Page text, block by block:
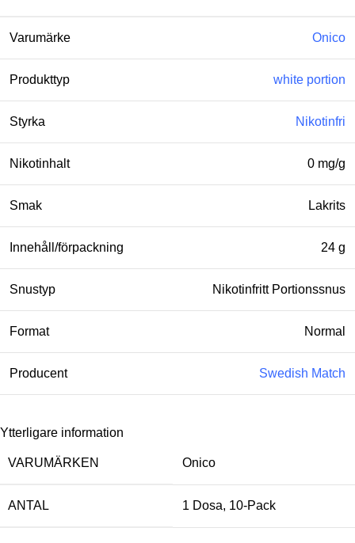
Varumärke Onico
Produkttyp white portion
Styrka Nikotinfri
Nikotinhalt 0 mg/g
Smak Lakrits
Innehåll/förpackning 24 g
Snustyp Nikotinfritt Portionssnus
Format Normal
Producent Swedish Match
Ytterligare information
VARUMÄRKEN Onico
ANTAL 1 Dosa, 10-Pack